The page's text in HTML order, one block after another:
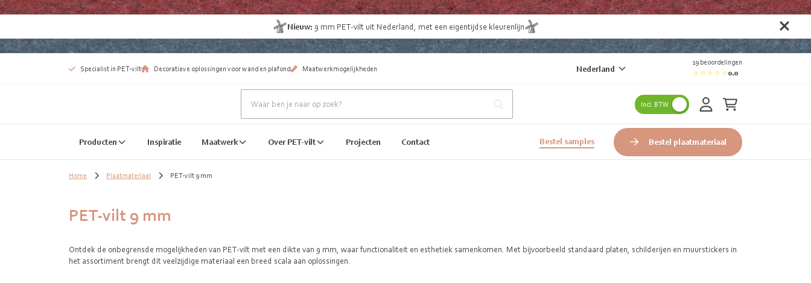
Nieuw: 9 mm PET-vilt uit Nederland , met een eigentijdse kleurenlijn
Specialist in PET-vilt Decoratieve oplossingen voor wand en plafond Maatwerkmogelijkheden Nederland
19 beoordelingen
0.0
Incl. BTW
Producten Inspiratie Maatwerk Over PET-vilt Projecten Contact Bestel samples Bestel plaatmateriaal
Home Plaatmateriaal PET-vilt 9 mm
PET-vilt 9 mm
Ontdek de onbegrensde mogelijkheden van PET-vilt met een dikte van 9 mm, waar functionaliteit en esthetiek samenkomen. Met bijvoorbeeld standaard platen, schilderijen en muurstickers in
het assortiment brengt dit veelzijdige materiaal een breed scala aan oplossingen.